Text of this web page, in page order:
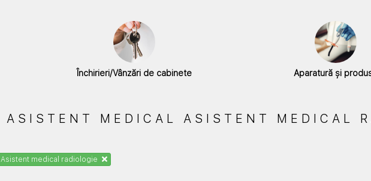
Închirieri/Vânzări de cabinete Aparatură și
ASISTENT MEDICAL ASISTENT MEDICAL
Asistent medical radiologie